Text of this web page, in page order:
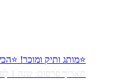
⭐מותג ותיק ומוכר!
תאריך פרסום: שנה 1 לִפנֵי